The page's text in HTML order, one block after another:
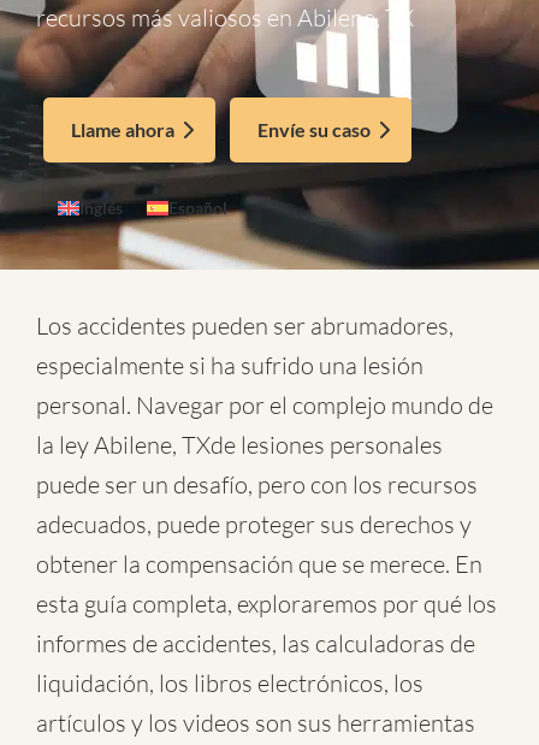
recursos más valiosos en Abilene, TX
Llame ahora Envíe su caso
Inglés Español
Los accidentes pueden ser abrumadores,
especialmente si ha sufrido una lesión
personal. Navegar por el complejo mundo de
la ley Abilene, TXde lesiones personales
puede ser un desafío, pero con los recursos
adecuados, puede proteger sus derechos y
obtener la compensación que se merece. En
esta guía completa, exploraremos por qué los
informes de accidentes, las calculadoras de
liquidación, los libros electrónicos, los
artículos y los videos son sus herramientas